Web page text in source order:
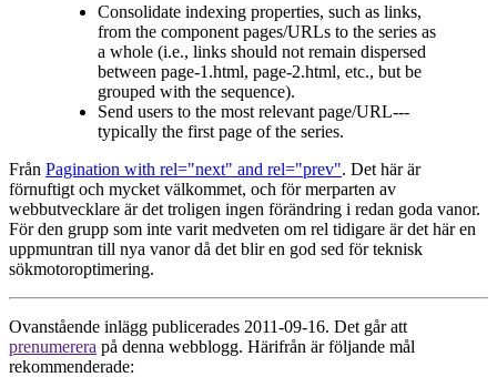
Consolidate indexing properties, such as links,
from the component pages/URLs to the series as
a whole (i.e., links should not remain dispersed
between page-1.html, page-2.html, etc., but be
grouped with the sequence).
Send users to the most relevant page/URL---
typically the first page of the series.
Från Pagination with rel="next" and rel="prev". Det här är
förnuftigt och mycket välkommet, och för merparten av
webbutvecklare är det troligen ingen förändring i redan goda vanor.
För den grupp som inte varit medveten om rel tidigare är det här en
uppmuntran till nya vanor då det blir en god sed för teknisk
sökmotoroptimering.
Ovanstående inlägg publicerades 2011-09-16. Det går att
prenumerera på denna webblogg. Härifrån är följande mål
rekommenderade: